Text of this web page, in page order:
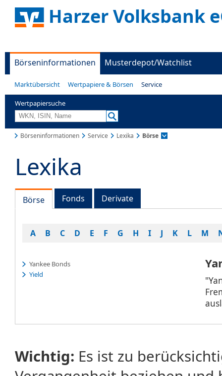
Harzer Volksbank
Börseninformationen Musterdepot/Watchlist
Marktübersicht Wertpapiere & Börsen Service
Wertpapiersuche
Börseninformationen Service Lexika Börse
Lexika
Börse Fonds Derivate
A B C D E F G H I J K L M
Yankee Bonds
Yield
Wichtig: Es ist zu